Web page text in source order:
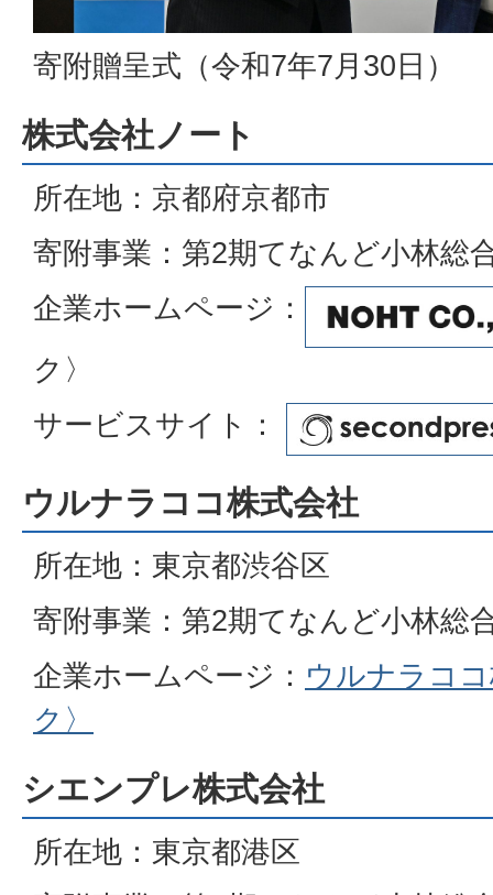
寄附贈呈式（令和7年7月30日）
株式会社ノート
所在地：京都府京都市
寄附事業：第2期てなんど小林総
企業ホームページ：
ク〉
サービスサイト：
ウルナラココ株式会社
所在地：東京都渋谷区
寄附事業：第2期てなんど小林総
企業ホームページ： ウルナラコ
ク〉
シエンプレ株式会社
所在地：東京都港区